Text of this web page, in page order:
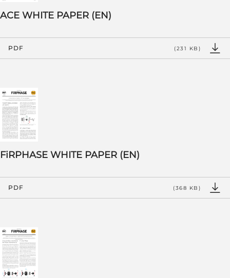
ACE WHITE PAPER (EN)
PDF (231 KB)
FiRPHASE WHITE PAPER (EN)
PDF (368 KB)